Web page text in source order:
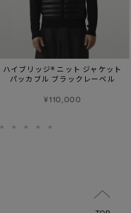
ハイブリッジ® ニット ジャケット
パッカブル ブラックレーベル
¥110,000